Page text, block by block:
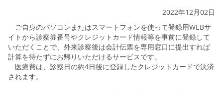
2022年12月02日
ご自身のパソコンまたはスマートフォンを使って登録用WEBサ
イトから診察券番号やクレジットカード情報等を事前に登録して
いただくことで、外来診察後は会計伝票を専用窓口に提出すれば
計算を待たずにお帰りいただけるサービスです。
医療費は、診察日の約4日後に登録したクレジットカードで決済
されます。